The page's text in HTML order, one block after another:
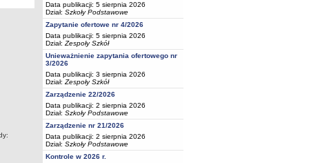
Data publikacji: 5 sierpnia 2026
Dział: Szkoły Podstawowe
Zapytanie ofertowe nr 4/2026
Data publikacji: 5 sierpnia 2026
Dział: Zespoły Szkół
Unieważnienie zapytania ofertowego nr
3/2026
Data publikacji: 3 sierpnia 2026
Dział: Zespoły Szkół
Zarządzenie 22/2026
Data publikacji: 2 sierpnia 2026
Dział: Szkoły Podstawowe
Zarządzenie nr 21/2026
Data publikacji: 2 sierpnia 2026
Dział: Szkoły Podstawowe
Kontrole w 2026 r.